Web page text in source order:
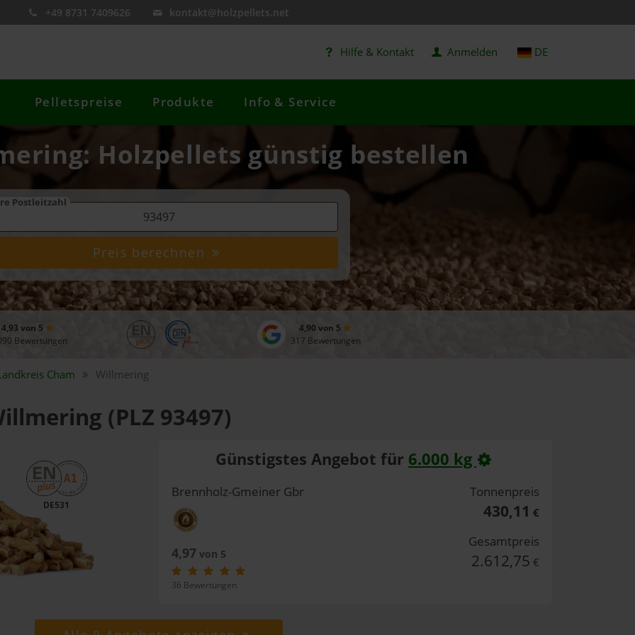
+49 8731 7409626 kontakt@holzpellets.net
Hilfe & Kontakt Anmelden DE
Pelletspreise Produkte Info & Service
Holzpellets günstig bestellen
Postleitzahl
Preis berechnen
4,93 von 5
Bewertungen
4,90 von 5
317 Bewertungen
Cham Willmering
(PLZ 93497)
DE531
Günstigstes Angebot für 6.000 kg
Brennholz-Gmeiner Gbr
4,97von 5
36 Bewertungen
Tonnenpreis
430,11 €
Gesamtpreis
2.612,75 €